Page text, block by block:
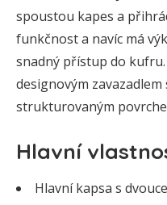
spoustou kapes a
funkčnost a navíc má
snadný přístup do
designovým zavazadlem
strukturovaným
Hlavní
Hlavní kapsa s